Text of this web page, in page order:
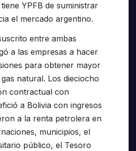
YPFB de suministrar
el mercado argentino.
entre ambas
a las empresas a hacer
para obtener mayor
natural. Los dieciocho
contractual con
a Bolivia con ingresos
a la renta petrolera en
municipios, el
público, el Tesoro